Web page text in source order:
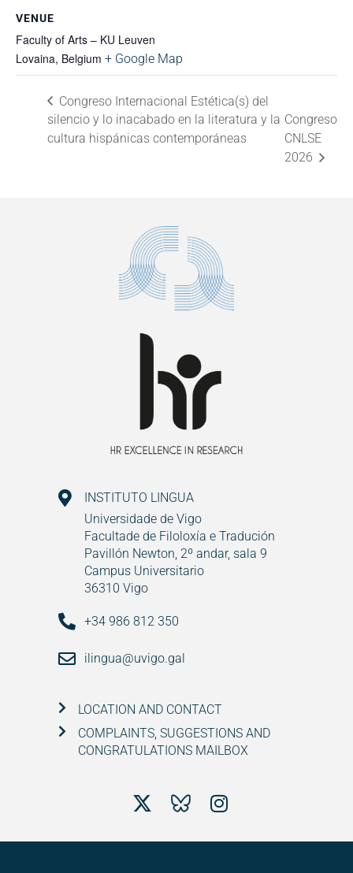
VENUE
Faculty of Arts – KU Leuven
Lovaina, Belgium + Google Map
Congreso Internacional Estética(s) del
silencio y lo inacabado en la literatura y la
cultura hispánicas contemporáneas
Congreso
CNLSE
2026
INSTITUTO LINGUA
Universidade de Vigo
Facultade de Filoloxía e Tradución
Pavillón Newton, 2º andar, sala 9
Campus Universitario
36310 Vigo
+34 986 812 350
ilingua@uvigo.gal
LOCATION AND CONTACT
COMPLAINTS, SUGGESTIONS AND
CONGRATULATIONS MAILBOX